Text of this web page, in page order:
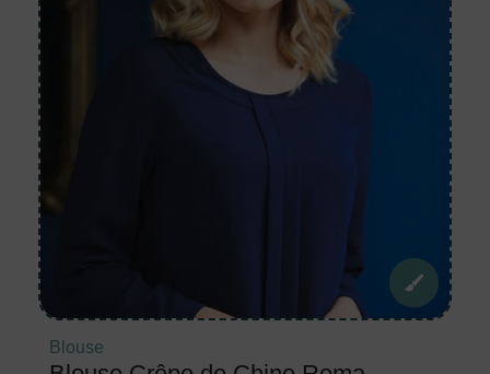
Blouse